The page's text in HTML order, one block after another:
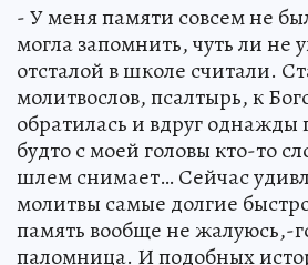
- У меня памяти совсем не
могла запомнить, чуть ли не
отсталой в школе считали.
молитвослов, псалтырь, к
обратилась и вдруг однажды
будто с моей головы кто-то
шлем снимает… Сейчас
молитвы самые долгие
память вообще не жалуюсь,-
паломница. И подобных